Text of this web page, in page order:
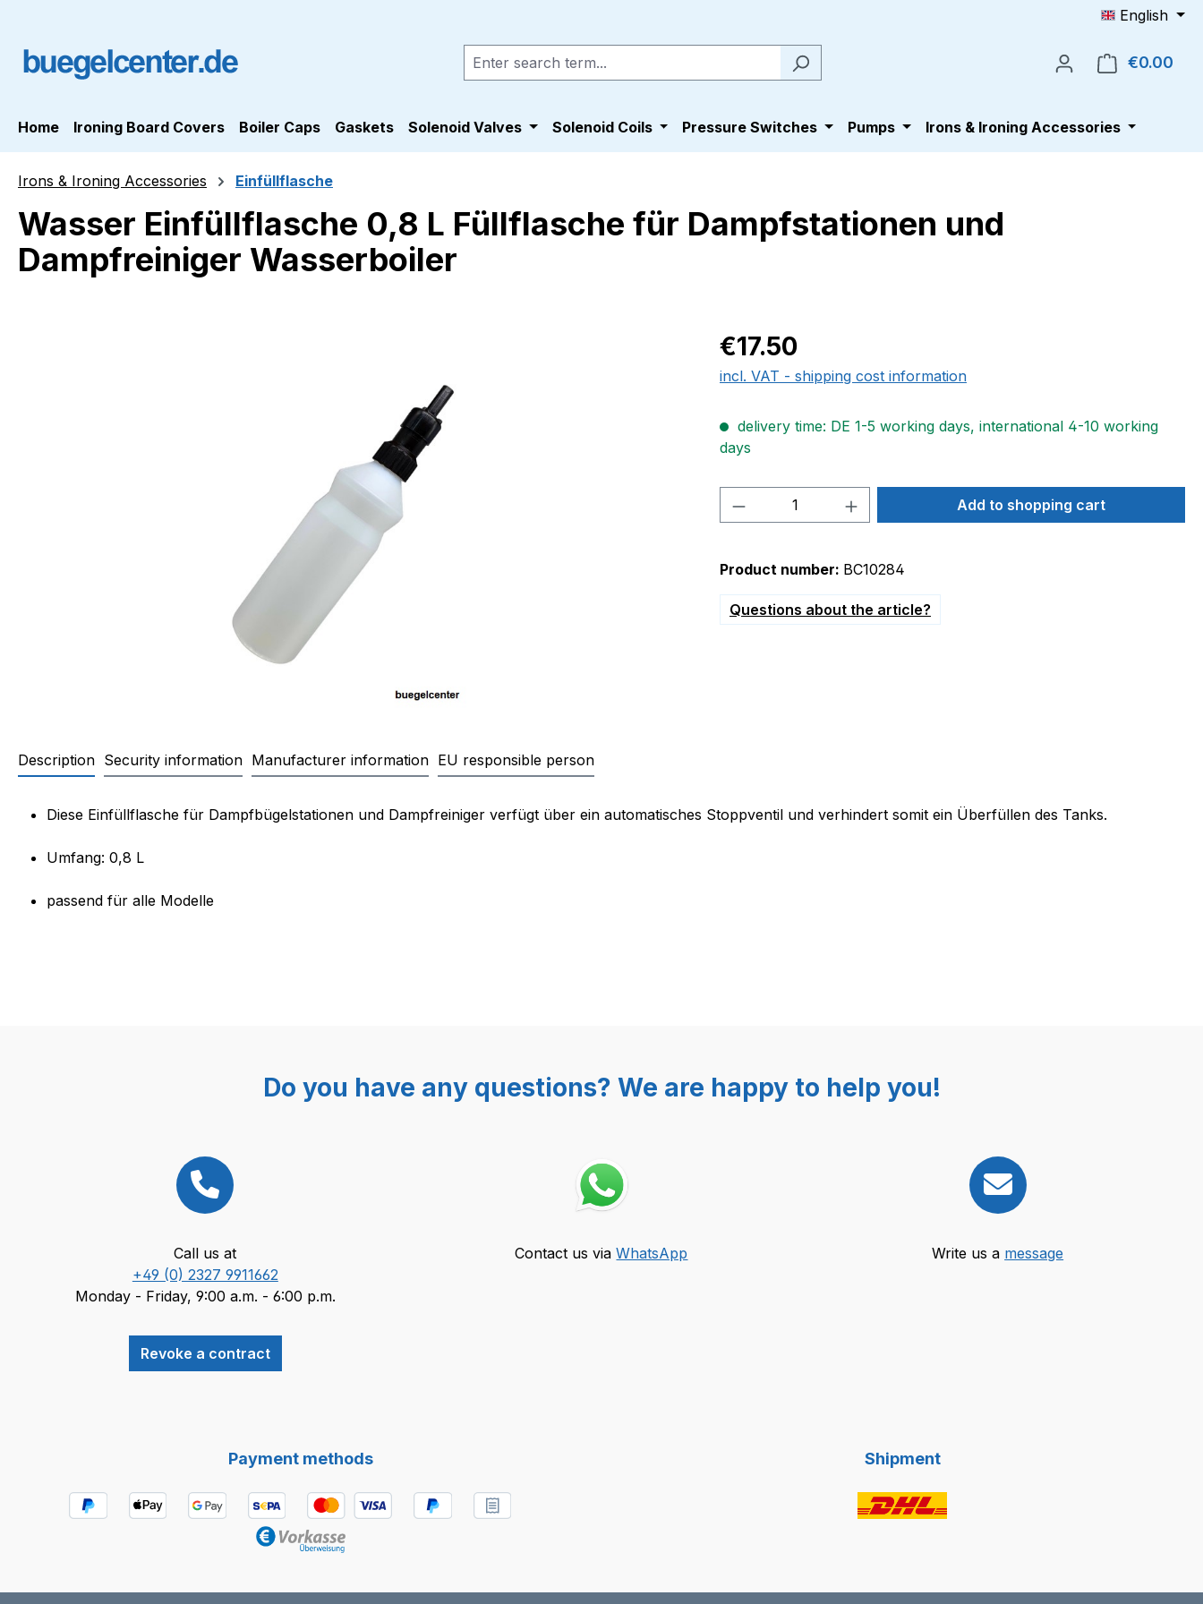
English
€0.00
Home Ironing Board Covers Boiler Caps Gaskets Solenoid Valves Solenoid Coils Pressure Switches Pumps Irons & Ironing Accessories
Irons & Ironing Accessories Einfüllflasche
Wasser Einfüllflasche 0,8 L Füllflasche für Dampfstationen und
Dampfreiniger Wasserboiler
Regular price:
€17.50
incl. VAT - shipping cost information
delivery time: DE 1-5 working days, international 4-10 working
days
Product Quantity: Enter the desired amount
Add to shopping cart
Product number: BC10284
Questions about the article?
Description Security information Manufacturer information EU responsible person
Product information "Wasser Einfüllflasche 0,8 L Füllflasche für Dampfstationen und
Diese Einfüllflasche für Dampfbügelstationen und Dampfreiniger verfügt über ein automatisches Stoppventil und verhindert somit ein Überfüllen des Tanks.
Umfang: 0,8 L
passend für alle Modelle
Do you have any questions? We are happy to help you!
Call us at
+49 (0) 2327 9911662
Monday - Friday, 9:00 a.m. - 6:00 p.m.
Revoke a contract
Contact us viaWhatsApp Write us a message
Payment methods Shipment